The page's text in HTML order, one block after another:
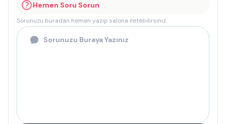
Hemen Soru Sorun
Sorunuzu buradan hemen yazıp salona iletebilirsiniz.